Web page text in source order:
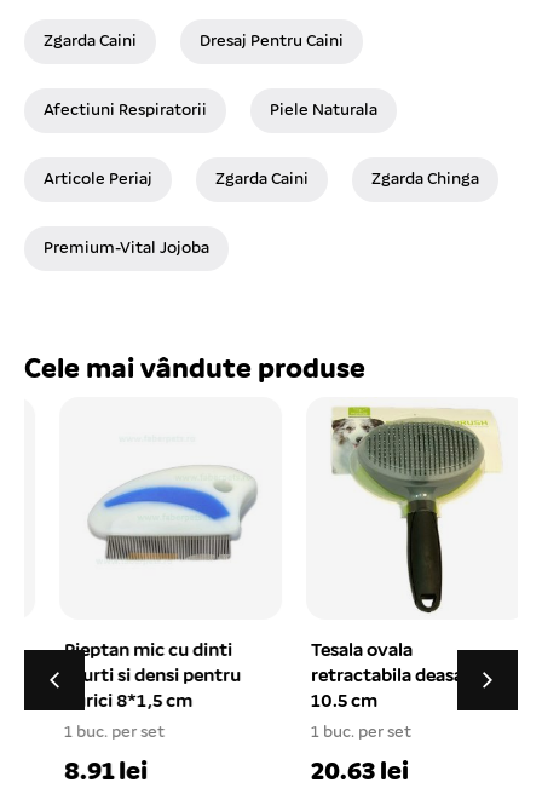
Zgarda Caini Dresaj Pentru Caini
Afectiuni Respiratorii Piele Naturala
Articole Periaj Zgarda Caini Zgarda Chinga
Premium-Vital Jojoba
Cele mai vândute produse
Pieptan mic cu dinti
scurti si densi pentru
purici 8*1,5 cm
1 buc. per set
8.91 lei
Tesala ovala
retractabila deasa
10.5 cm
1 buc. per set
20.63 lei